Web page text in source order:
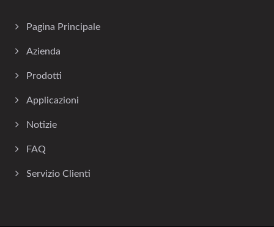
Pagina Principale
Azienda
Prodotti
Applicazioni
Notizie
FAQ
Servizio Clienti